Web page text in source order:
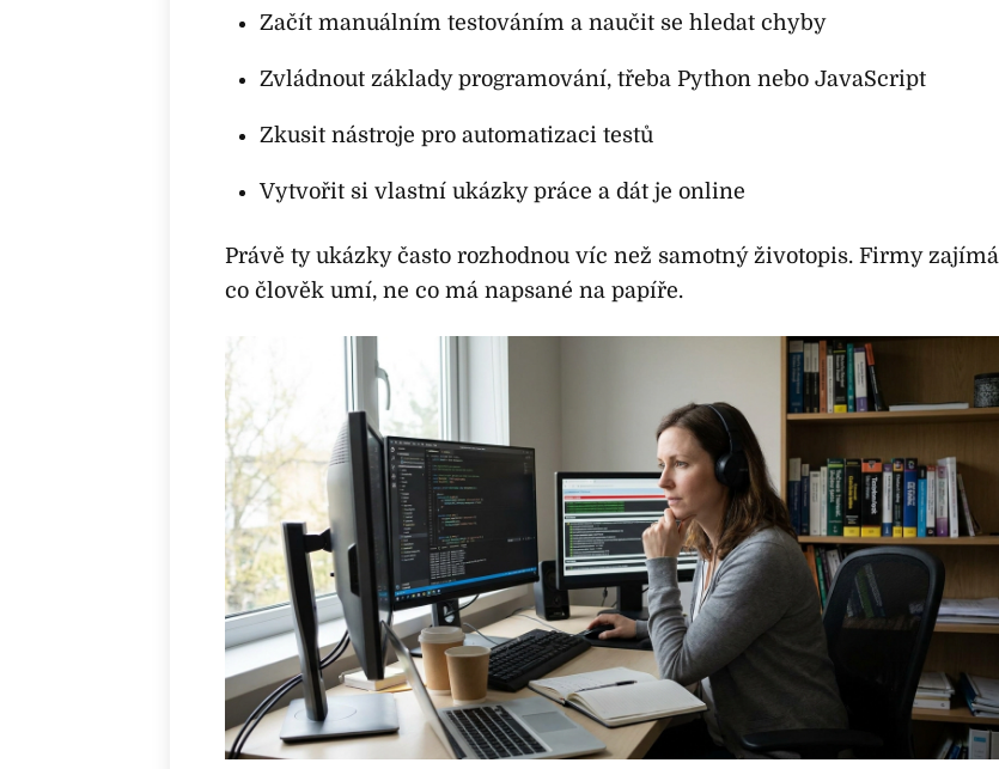
Začít manuálním testováním a naučit se hledat chyby
Zvládnout základy programování, třeba Python nebo JavaScript
Zkusit nástroje pro automatizaci testů
Vytvořit si vlastní ukázky práce a dát je online
Právě ty ukázky často rozhodnou víc než samotný životopis. Firmy zajímá
co člověk umí, ne co má napsané na papíře.